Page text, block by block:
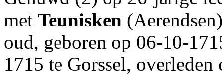
met Teunisken
oud, geboren op 06-10-
1715 te Gorssel,